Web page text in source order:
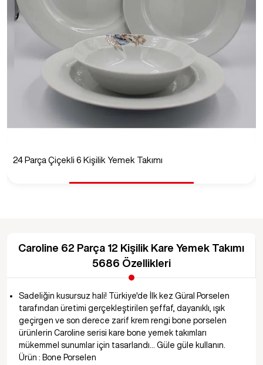
24 Parça Çiçekli 6 Kişilik Yemek Takımı
Caroline 62 Parça 12 Kişilik Kare Yemek Takımı
5686 Özellikleri
Sadeliğin kusursuz hali! Türkiye'de İlk kez Güral Porselen
tarafından üretimi gerçekleştirilen şeffaf, dayanıklı, ışık
geçirgen ve son derece zarif krem rengi bone porselen
ürünlerin Caroline serisi kare bone yemek takımları
mükemmel sunumlar için tasarlandı… Güle güle kullanın.
Ürün : Bone Porselen